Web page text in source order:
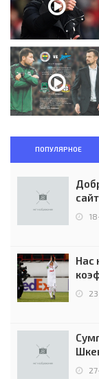
ПОПУЛЯРНОЕ
Нас
0:2